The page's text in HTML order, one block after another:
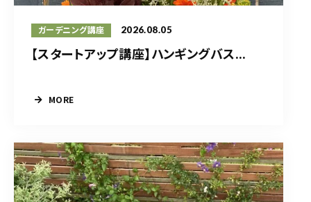
ガーデニング講座 2026.08.05
【スタートアップ講座】ハンギングバス...
MORE